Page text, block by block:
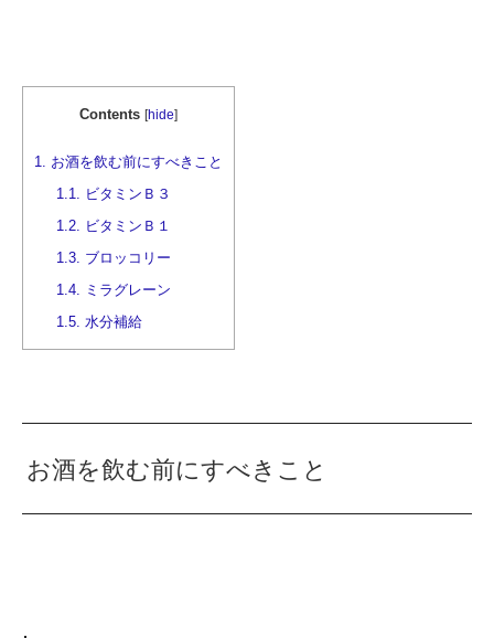
Contents [hide]
1.
お酒を飲む前にすべきこと
1.1.
ビタミンＢ３
1.2.
ビタミンＢ１
1.3. ブロッコリー
1.4.
ミラグレーン
1.5. 水分補給
お酒を飲む前にすべきこと